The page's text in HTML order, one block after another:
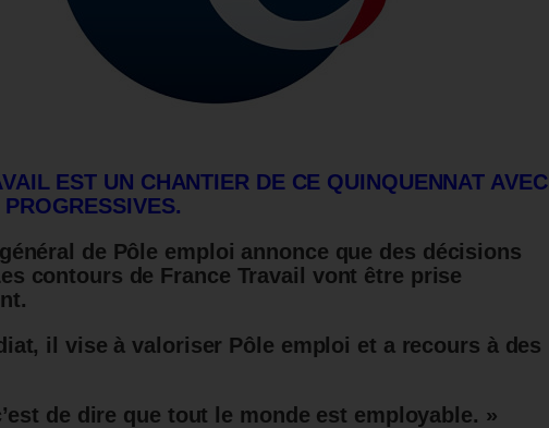
EST UN CHANTIER DE CE QUINQUENNAT AVEC
de Pôle emploi annonce que des décisions
contours de France Travail vont être prise
il vise à valoriser Pôle emploi et a recours à des
de dire que tout le monde est employable. »